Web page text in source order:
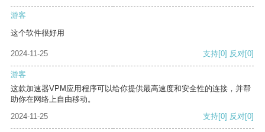
游客
这个软件很好用
2024-11-25 支持[0] 反对[0]
游客
这款加速器VPM应用程序可以给你提供最高速度和安全性的连接，并帮
助你在网络上自由移动。
2024-11-25
支持[0] 反对[0]